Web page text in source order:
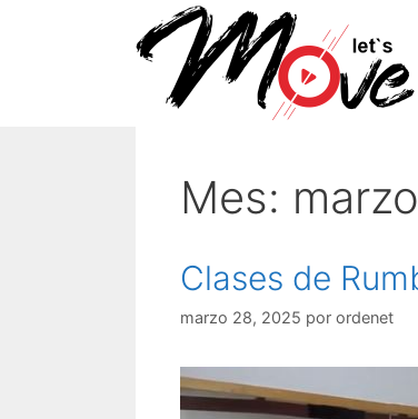
Mes:
Clases de
marzo 28, 2025 por ordenet